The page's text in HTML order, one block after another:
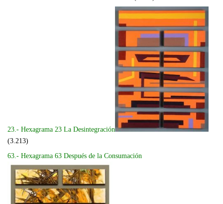
23.- Hexagrama 23 La Desintegración
(3.213)
63.- Hexagrama 63 Después de la Consumación